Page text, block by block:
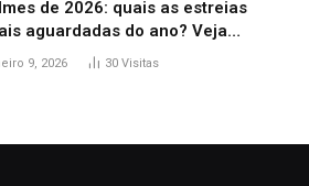
de 2026: quais as estreias
aguardadas do ano? Veja
lançamentos do cinema
9, 2026 30 Visitas